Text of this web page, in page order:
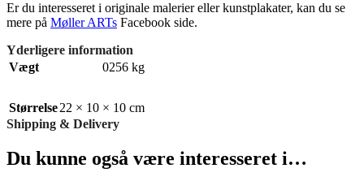
Er du interesseret i originale malerier eller kunstplakater, kan du se
mere på Møller ARTs Facebook side.
Yderligere information
Vægt
0256 kg
Størrelse22 × 10 × 10 cm
Shipping & Delivery
Du kunne også være interesseret i…